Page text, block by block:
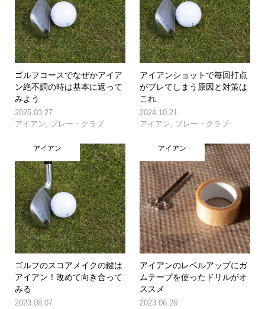
ゴルフコースでなぜかアイア
ン絶不調の時は基本に返って
みよう
2025.03.27
アイアン
プレー・クラブ
アイアンショットで毎回打点
がブレてしまう原因と対策は
これ
2024.10.21
アイアン
プレー・クラブ
アイアン
ゴルフのスコアメイクの鍵は
アイアン！改めて向き合って
みる
2023.08.07
アイアン
アイアンのレベルアップにガ
ムテープを使ったドリルがオ
ススメ
2023.06.26